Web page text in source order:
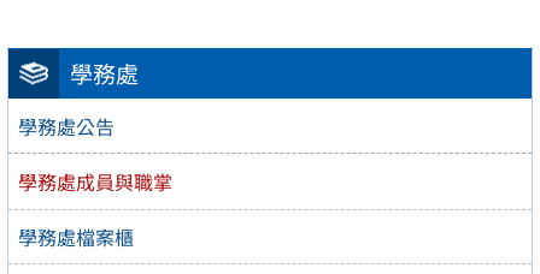
學務處
學務處公告
學務處成員與職掌
學務處檔案櫃